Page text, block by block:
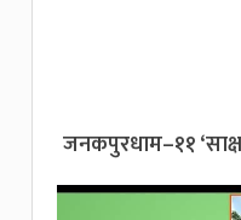
जनकपुरधाम–११